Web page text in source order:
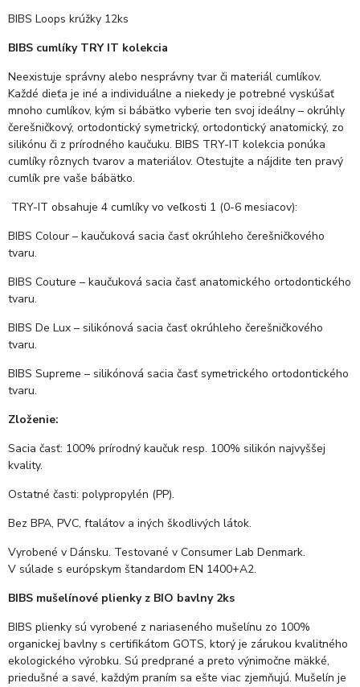
BIBS Loops krúžky 12ks
BIBS cumlíky TRY IT kolekcia
Neexistuje správny alebo nesprávny tvar či materiál cumlíkov.
Každé dieťa je iné a individuálne a niekedy je potrebné vyskúšať
mnoho cumlíkov, kým si bábätko vyberie ten svoj ideálny – okrúhly
čerešničkový, ortodontický symetrický, ortodontický anatomický, zo
silikónu či z prírodného kaučuku. BIBS TRY-IT kolekcia ponúka
cumlíky rôznych tvarov a materiálov. Otestujte a nájdite ten pravý
cumlík pre vaše bábätko.
TRY-IT obsahuje 4 cumlíky vo veľkosti 1 (0-6 mesiacov):
BIBS Colour – kaučuková sacia časť okrúhleho čerešničkového
tvaru.
BIBS Couture – kaučuková sacia časť anatomického ortodontického
tvaru.
BIBS De Lux – silikónová sacia časť okrúhleho čerešničkového
tvaru.
BIBS Supreme – silikónová sacia časť symetrického ortodontického
tvaru.
Zloženie:
Sacia časť: 100% prírodný kaučuk resp. 100% silikón najvyššej
kvality.
Ostatné časti: polypropylén (PP).
Bez BPA, PVC, ftalátov a iných škodlivých látok.
Vyrobené v Dánsku. Testované v Consumer Lab Denmark.
V súlade s európskym štandardom EN 1400+A2.
BIBS mušelínové plienky z BIO bavlny 2ks
BIBS plienky sú vyrobené z nariaseného mušelínu zo 100%
organickej bavlny s certifikátom GOTS, ktorý je zárukou kvalitného
ekologického výrobku. Sú predprané a preto výnimočne mäkké,
priedušné a savé, každým praním sa ešte viac zjemňujú. Mušelín je